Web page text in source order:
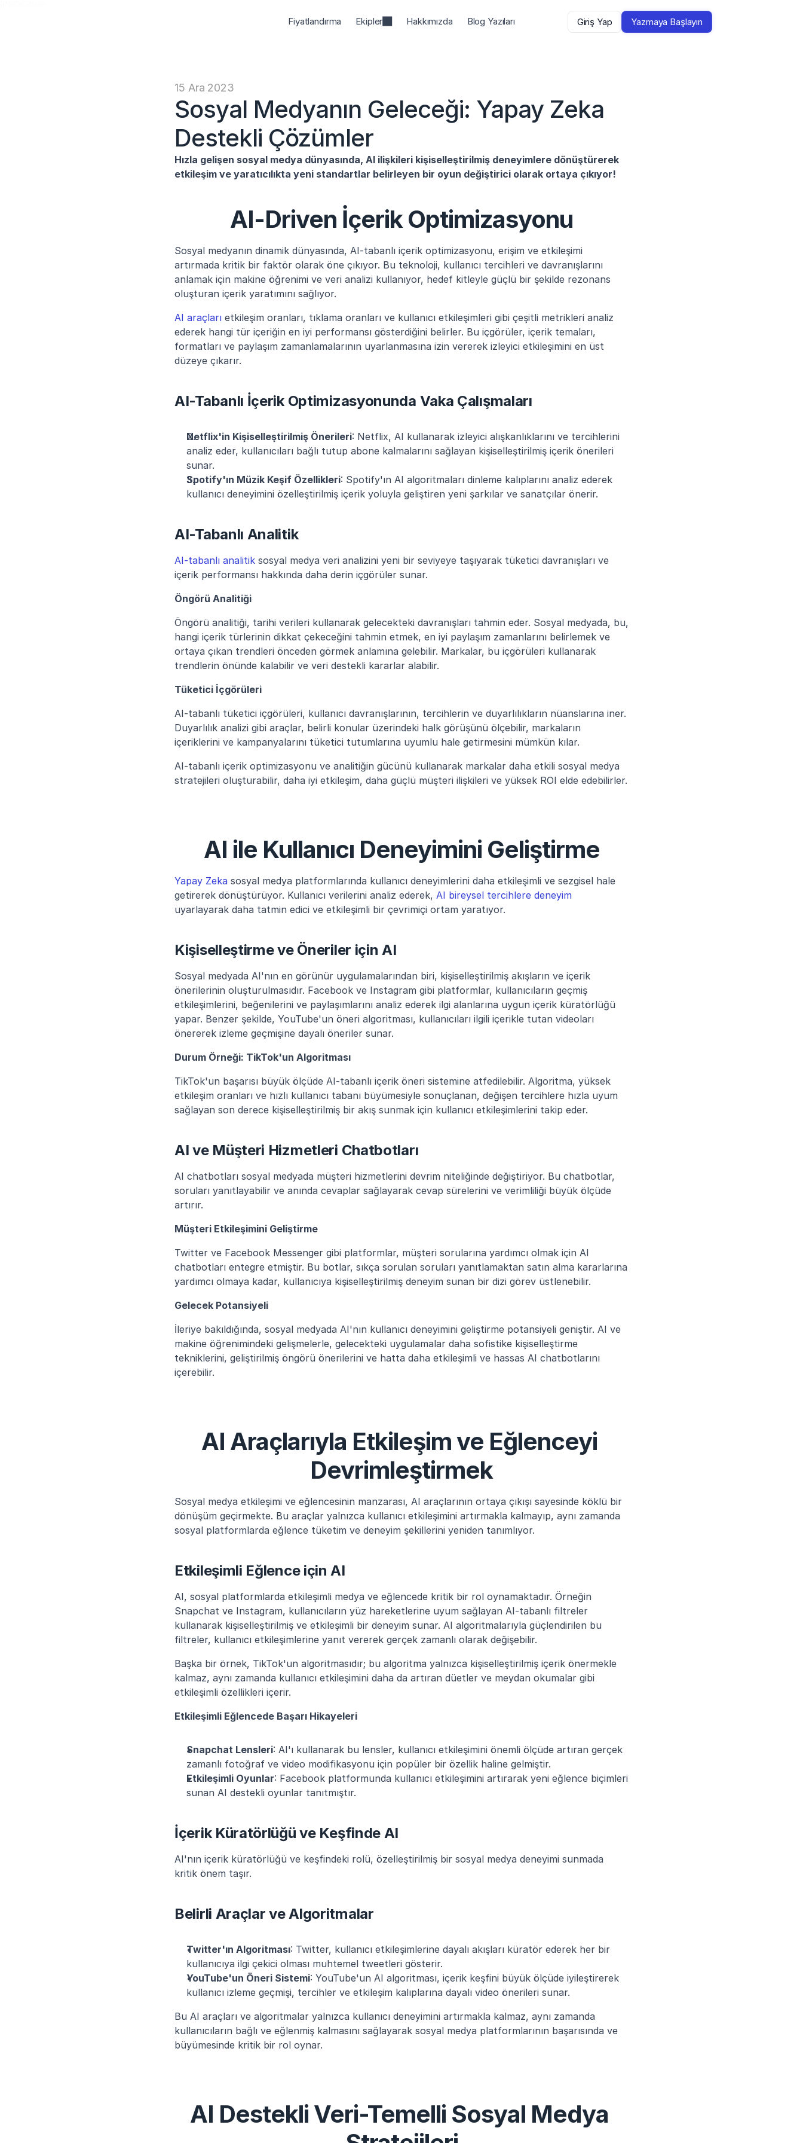
15 Ara 2023
Sosyal Medyanın Geleceği: Yapay Zeka
Destekli Çözümler
Hızla gelişen sosyal medya dünyasında, AI ilişkileri kişiselleştirilmiş deneyimlere dönüştürerek
etkileşim ve yaratıcılıkta yeni standartlar belirleyen bir oyun değiştirici olarak ortaya çıkıyor!
AI-Driven İçerik Optimizasyonu
Sosyal medyanın dinamik dünyasında, AI-tabanlı içerik optimizasyonu, erişim ve etkileşimi
artırmada kritik bir faktör olarak öne çıkıyor. Bu teknoloji, kullanıcı tercihleri ve davranışlarını
anlamak için makine öğrenimi ve veri analizi kullanıyor, hedef kitleyle güçlü bir şekilde rezonans
oluşturan içerik yaratımını sağlıyor.
AI araçları etkileşim oranları, tıklama oranları ve kullanıcı etkileşimleri gibi çeşitli metrikleri analiz
ederek hangi tür içeriğin en iyi performansı gösterdiğini belirler. Bu içgörüler, içerik temaları,
formatları ve paylaşım zamanlamalarının uyarlanmasına izin vererek izleyici etkileşimini en üst
düzeye çıkarır.
AI-Tabanlı İçerik Optimizasyonunda Vaka Çalışmaları
Netflix'in Kişiselleştirilmiş Önerileri: Netflix, AI kullanarak izleyici alışkanlıklarını ve tercihlerini
analiz eder, kullanıcıları bağlı tutup abone kalmalarını sağlayan kişiselleştirilmiş içerik önerileri
sunar.
Spotify'ın Müzik Keşif Özellikleri: Spotify'ın AI algoritmaları dinleme kalıplarını analiz ederek
kullanıcı deneyimini özelleştirilmiş içerik yoluyla geliştiren yeni şarkılar ve sanatçılar önerir.
AI-Tabanlı Analitik
AI-tabanlı analitik sosyal medya veri analizini yeni bir seviyeye taşıyarak tüketici davranışları ve
içerik performansı hakkında daha derin içgörüler sunar.
Öngörü Analitiği
Öngörü analitiği, tarihi verileri kullanarak gelecekteki davranışları tahmin eder. Sosyal medyada, bu,
hangi içerik türlerinin dikkat çekeceğini tahmin etmek, en iyi paylaşım zamanlarını belirlemek ve
ortaya çıkan trendleri önceden görmek anlamına gelebilir. Markalar, bu içgörüleri kullanarak
trendlerin önünde kalabilir ve veri destekli kararlar alabilir.
Tüketici İçgörüleri
AI-tabanlı tüketici içgörüleri, kullanıcı davranışlarının, tercihlerin ve duyarlılıkların nüanslarına iner.
Duyarlılık analizi gibi araçlar, belirli konular üzerindeki halk görüşünü ölçebilir, markaların
içeriklerini ve kampanyalarını tüketici tutumlarına uyumlu hale getirmesini mümkün kılar.
AI-tabanlı içerik optimizasyonu ve analitiğin gücünü kullanarak markalar daha etkili sosyal medya
stratejileri oluşturabilir, daha iyi etkileşim, daha güçlü müşteri ilişkileri ve yüksek ROI elde edebilirler.
AI ile Kullanıcı Deneyimini Geliştirme
Yapay Zeka sosyal medya platformlarında kullanıcı deneyimlerini daha etkileşimli ve sezgisel hale
getirerek dönüştürüyor. Kullanıcı verilerini analiz ederek, AI bireysel tercihlere deneyim
uyarlayarak daha tatmin edici ve etkileşimli bir çevrimiçi ortam yaratıyor.
Kişiselleştirme ve Öneriler için AI
Sosyal medyada AI'nın en görünür uygulamalarından biri, kişiselleştirilmiş akışların ve içerik
önerilerinin oluşturulmasıdır. Facebook ve Instagram gibi platformlar, kullanıcıların geçmiş
etkileşimlerini, beğenilerini ve paylaşımlarını analiz ederek ilgi alanlarına uygun içerik küratörlüğü
yapar. Benzer şekilde, YouTube'un öneri algoritması, kullanıcıları ilgili içerikle tutan videoları
önererek izleme geçmişine dayalı öneriler sunar.
Durum Örneği: TikTok'un Algoritması
TikTok'un başarısı büyük ölçüde AI-tabanlı içerik öneri sistemine atfedilebilir. Algoritma, yüksek
etkileşim oranları ve hızlı kullanıcı tabanı büyümesiyle sonuçlanan, değişen tercihlere hızla uyum
sağlayan son derece kişiselleştirilmiş bir akış sunmak için kullanıcı etkileşimlerini takip eder.
AI ve Müşteri Hizmetleri Chatbotları
AI chatbotları sosyal medyada müşteri hizmetlerini devrim niteliğinde değiştiriyor. Bu chatbotlar,
soruları yanıtlayabilir ve anında cevaplar sağlayarak cevap sürelerini ve verimliliği büyük ölçüde
artırır.
Müşteri Etkileşimini Geliştirme
Twitter ve Facebook Messenger gibi platformlar, müşteri sorularına yardımcı olmak için AI
chatbotları entegre etmiştir. Bu botlar, sıkça sorulan soruları yanıtlamaktan satın alma kararlarına
yardımcı olmaya kadar, kullanıcıya kişiselleştirilmiş deneyim sunan bir dizi görev üstlenebilir.
Gelecek Potansiyeli
İleriye bakıldığında, sosyal medyada AI'nın kullanıcı deneyimini geliştirme potansiyeli geniştir. AI ve
makine öğrenimindeki gelişmelerle, gelecekteki uygulamalar daha sofistike kişiselleştirme
tekniklerini, geliştirilmiş öngörü önerilerini ve hatta daha etkileşimli ve hassas AI chatbotlarını
içerebilir.
AI Araçlarıyla Etkileşim ve Eğlenceyi
Devrimleştirmek
Sosyal medya etkileşimi ve eğlencesinin manzarası, AI araçlarının ortaya çıkışı sayesinde köklü bir
dönüşüm geçirmekte. Bu araçlar yalnızca kullanıcı etkileşimini artırmakla kalmayıp, aynı zamanda
sosyal platformlarda eğlence tüketim ve deneyim şekillerini yeniden tanımlıyor.
Etkileşimli Eğlence için AI
AI, sosyal platformlarda etkileşimli medya ve eğlencede kritik bir rol oynamaktadır. Örneğin
Snapchat ve Instagram, kullanıcıların yüz hareketlerine uyum sağlayan AI-tabanlı filtreler
kullanarak kişiselleştirilmiş ve etkileşimli bir deneyim sunar. AI algoritmalarıyla güçlendirilen bu
filtreler, kullanıcı etkileşimlerine yanıt vererek gerçek zamanlı olarak değişebilir.
Başka bir örnek, TikTok'un algoritmasıdır; bu algoritma yalnızca kişiselleştirilmiş içerik önermekle
kalmaz, aynı zamanda kullanıcı etkileşimini daha da artıran düetler ve meydan okumalar gibi
etkileşimli özellikleri içerir.
Etkileşimli Eğlencede Başarı Hikayeleri
Snapchat Lensleri: AI'ı kullanarak bu lensler, kullanıcı etkileşimini önemli ölçüde artıran gerçek
zamanlı fotoğraf ve video modifikasyonu için popüler bir özellik haline gelmiştir.
Etkileşimli Oyunlar: Facebook platformunda kullanıcı etkileşimini artırarak yeni eğlence biçimleri
sunan AI destekli oyunlar tanıtmıştır.
İçerik Küratörlüğü ve Keşfinde AI
AI'nın içerik küratörlüğü ve keşfindeki rolü, özelleştirilmiş bir sosyal medya deneyimi sunmada
kritik önem taşır.
Belirli Araçlar ve Algoritmalar
Twitter'ın Algoritması: Twitter, kullanıcı etkileşimlerine dayalı akışları küratör ederek her bir
kullanıcıya ilgi çekici olması muhtemel tweetleri gösterir.
YouTube'un Öneri Sistemi: YouTube'un AI algoritması, içerik keşfini büyük ölçüde iyileştirerek
kullanıcı izleme geçmişi, tercihler ve etkileşim kalıplarına dayalı video önerileri sunar.
Bu AI araçları ve algoritmalar yalnızca kullanıcı deneyimini artırmakla kalmaz, aynı zamanda
kullanıcıların bağlı ve eğlenmiş kalmasını sağlayarak sosyal medya platformlarının başarısında ve
büyümesinde kritik bir rol oynar.
AI Destekli Veri-Temelli Sosyal Medya
Fiyatlandırma Ekipler Hakkımızda Blog Yazıları Giriş Yap Yazmaya Başlayın